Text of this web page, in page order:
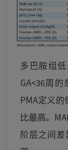
多巴胺组
GA<36周
PMA定义
比最高。
阶层之间